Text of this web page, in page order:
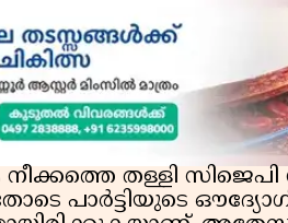
തള്ളി
പാർട്ടിയുടെ